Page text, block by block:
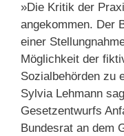
»Die Kritik der
angekommen. Der
einer
Möglichkeit der
Sozialbehörden zu
Sylvia Lehmann
Gesetzentwurfs
Bundesrat an dem